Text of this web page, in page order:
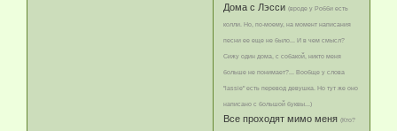
Дома с Лэсси(вроде у Робби есть
колли. Но, по-моему, на момент написания
песни ее еще не было... И в чем смысл?
Сижу один дома, с собакой, никто меня
больше не понимает?... Вообще у слова
"lassie" есть перевод девушка. Но тут же оно
написано с большой буквы...)
Все проходят мимо меня(Кто?